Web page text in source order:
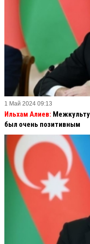
1 Май 2024 09:13
Ильхам Алиев:
был очень позитивным